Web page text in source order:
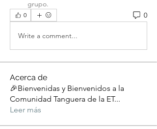
grupo.
0 0
Write a comment...
Acerca de
🎉Bienvenidas y Bienvenidos a la
Comunidad Tanguera de la ET...
Leer más